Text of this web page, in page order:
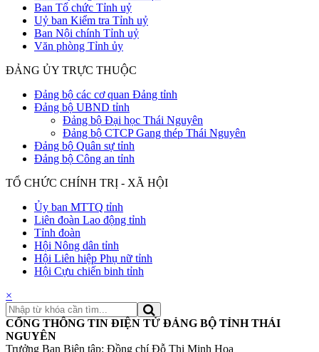
Ban Tổ chức Tỉnh uỷ
Uỷ ban Kiểm tra Tỉnh uỷ
Ban Nội chính Tỉnh uỷ
Văn phòng Tỉnh ủy
ĐẢNG ỦY TRỰC THUỘC
Đảng bộ các cơ quan Đảng tỉnh
Đảng bộ UBND tỉnh
Đảng bộ Đại học Thái Nguyên
Đảng bộ CTCP Gang thép Thái Nguyên
Đảng bộ Quân sự tỉnh
Đảng bộ Công an tỉnh
TỔ CHỨC CHÍNH TRỊ - XÃ HỘI
Ủy ban MTTQ tỉnh
Liên đoàn Lao động tỉnh
Tỉnh đoàn
Hội Nông dân tỉnh
Hội Liên hiệp Phụ nữ tỉnh
Hội Cựu chiến binh tỉnh
×
CỔNG THÔNG TIN ĐIỆN TỬ ĐẢNG BỘ TỈNH THÁI
NGUYÊN
Trưởng Ban Biên tập: Đồng chí Đỗ Thị Minh Hoa